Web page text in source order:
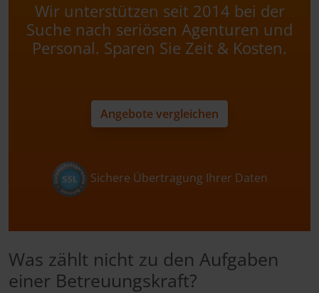
Wir unterstützen seit 2014 bei der
Suche nach seriösen Agenturen und
Personal. Sparen Sie Zeit & Kosten.
Angebote vergleichen
Sichere Übertragung Ihrer Daten
Was zählt nicht zu den Aufgaben
einer Betreuungskraft?